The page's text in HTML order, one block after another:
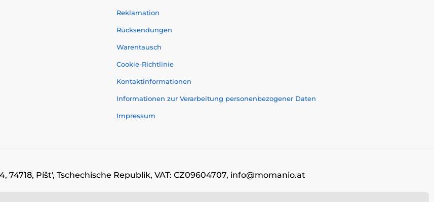
Reklamation
Rücksendungen
Warentausch
Cookie-Richtlinie
Kontaktinformationen
Informationen zur Verarbeitung personenbezogener Daten
Impressum
74718, Píšt', Tschechische Republik, VAT: CZ09604707, info@momanio.at